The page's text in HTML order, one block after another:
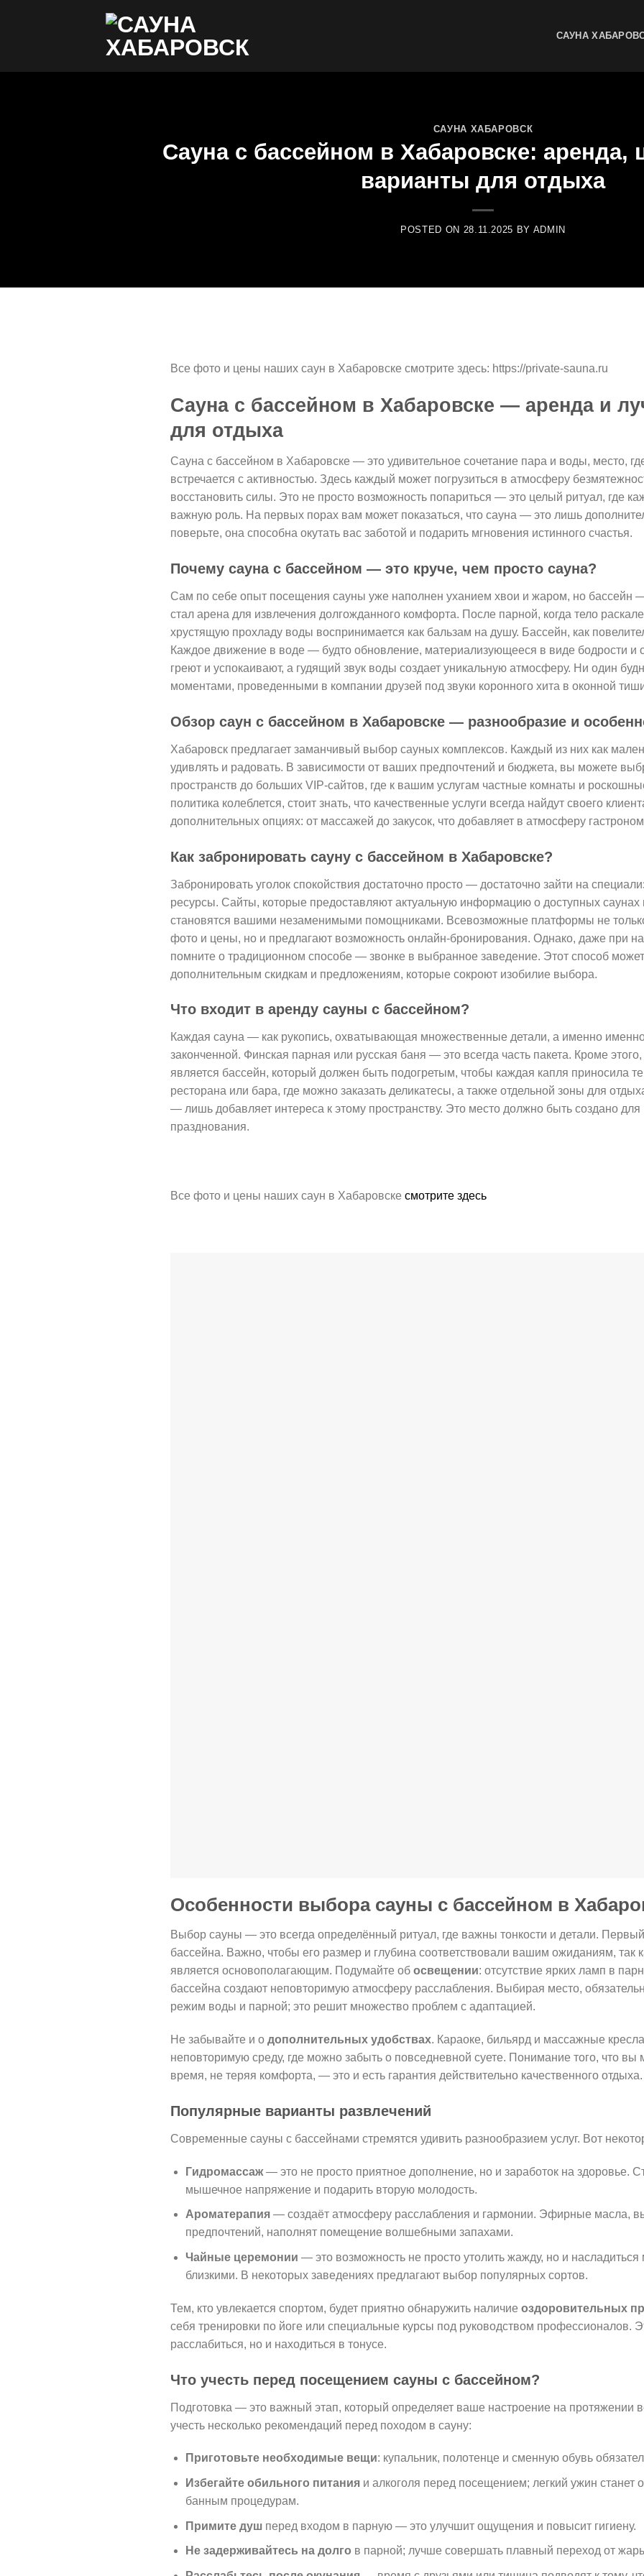
САУНА
САУНА ХАБАРОВСК
Сауна с бассейном в Хабаровске:
варианты для отдыха
POSTED ON 28.11.2025 BY ADMIN
Все фото и цены наших саун в Хабаровске смотрите здесь: https://private-sauna.ru
Сауна с бассейном в Хабаровске — аренда и
для отдыха
Сауна с бассейном в Хабаровске — это удивительное сочетание пара и воды, место,
встречается с активностью. Здесь каждый может погрузиться в атмосферу
восстановить силы. Это не просто возможность попариться — это целый ритуал, где
важную роль. На первых порах вам может показаться, что сауна — это лишь
поверьте, она способна окутать вас заботой и подарить мгновения истинного счастья.
Почему сауна с бассейном — это круче, чем просто сауна?
Сам по себе опыт посещения сауны уже наполнен уханием хвои и жаром, но бассейн
стал арена для извлечения долгожданного комфорта. После парной, когда тело
хрустящую прохладу воды воспринимается как бальзам на душу. Бассейн, как
Каждое движение в воде — будто обновление, материализующееся в виде бодрости и
греют и успокаивают, а гудящий звук воды создает уникальную атмосферу. Ни один
моментами, проведенными в компании друзей под звуки коронного хита в оконной
Обзор саун с бассейном в Хабаровске — разнообразие и
Хабаровск предлагает заманчивый выбор сауных комплексов. Каждый из них как
удивлять и радовать. В зависимости от ваших предпочтений и бюджета, вы можете
пространств до больших VIP-сайтов, где к вашим услугам частные комнаты и
политика колеблется, стоит знать, что качественные услуги всегда найдут своего
дополнительных опциях: от массажей до закусок, что добавляет в атмосферу
Как забронировать сауну с бассейном в Хабаровске?
Забронировать уголок спокойствия достаточно просто — достаточно зайти на
ресурсы. Сайты, которые предоставляют актуальную информацию о доступных саунах
становятся вашими незаменимыми помощниками. Всевозможные платформы не
фото и цены, но и предлагают возможность онлайн-бронирования. Однако, даже при
помните о традиционном способе — звонке в выбранное заведение. Этот способ
дополнительным скидкам и предложениям, которые сокроют изобилие выбора.
Что входит в аренду сауны с бассейном?
Каждая сауна — как рукопись, охватывающая множественные детали, а именно
законченной. Финская парная или русская баня — это всегда часть пакета. Кроме
является бассейн, который должен быть подогретым, чтобы каждая капля приносила
ресторана или бара, где можно заказать деликатесы, а также отдельной зоны для
— лишь добавляет интереса к этому пространству. Это место должно быть создано
празднования.
Все фото и цены наших саун в Хабаровске смотрите здесь
Особенности выбора сауны с бассейном в
Выбор сауны — это всегда определённый ритуал, где важны тонкости и детали.
бассейна. Важно, чтобы его размер и глубина соответствовали вашим ожиданиям, так
является основополагающим. Подумайте об освещении: отсутствие ярких ламп в
бассейна создают неповторимую атмосферу расслабления. Выбирая место,
режим воды и парной; это решит множество проблем с адаптацией.
Не забывайте и о дополнительных удобствах. Караоке, бильярд и массажные
неповторимую среду, где можно забыть о повседневной суете. Понимание того, что вы
время, не теряя комфорта, — это и есть гарантия действительно качественного отдыха.
Популярные варианты развлечений
Современные сауны с бассейнами стремятся удивить разнообразием услуг. Вот
Гидромассаж— это не просто приятное дополнение, но и заработок на здоровье.
мышечное напряжение и подарить вторую молодость.
Ароматерапия— создаёт атмосферу расслабления и гармонии. Эфирные масла,
предпочтений, наполнят помещение волшебными запахами.
Чайные церемонии — это возможность не просто утолить жажду, но и
близкими. В некоторых заведениях предлагают выбор популярных сортов.
Тем, кто увлекается спортом, будет приятно обнаружить наличие оздоровительных
себя тренировки по йоге или специальные курсы под руководством профессионалов.
расслабиться, но и находиться в тонусе.
Что учесть перед посещением сауны с бассейном?
Подготовка — это важный этап, который определяет ваше настроение на протяжении
учесть несколько рекомендаций перед походом в сауну:
Приготовьте необходимые вещи: купальник, полотенце и сменную обувь
Избегайте обильного питанияи алкоголя перед посещением; легкий ужин станет
банным процедурам.
Примите душперед входом в парную — это улучшит ощущения и повысит гигиену.
Не задерживайтесь на долго в парной; лучше совершать плавный переход от